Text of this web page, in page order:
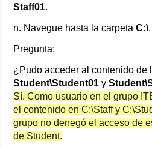
Staff01.
n. Navegue hasta la carpetaC:\.
Pregunta:
¿Pudo acceder al contenido de
Student\Student01 y
Sí. Como usuario en el grupo
el contenido en C:\Staff y
grupo no denegó el acceso de
de Student.